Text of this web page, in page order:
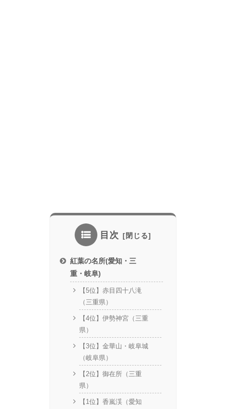
目次
紅葉の名所(愛知・三
重・岐阜)
【5位】赤目四十八滝
（三重県）
【4位】伊勢神宮（三重
県）
【3位】金華山・岐阜城
（岐阜県）
【2位】御在所（三重
県）
【1位】香嵐渓（愛知